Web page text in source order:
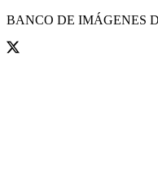
BANCO DE IMÁGENES